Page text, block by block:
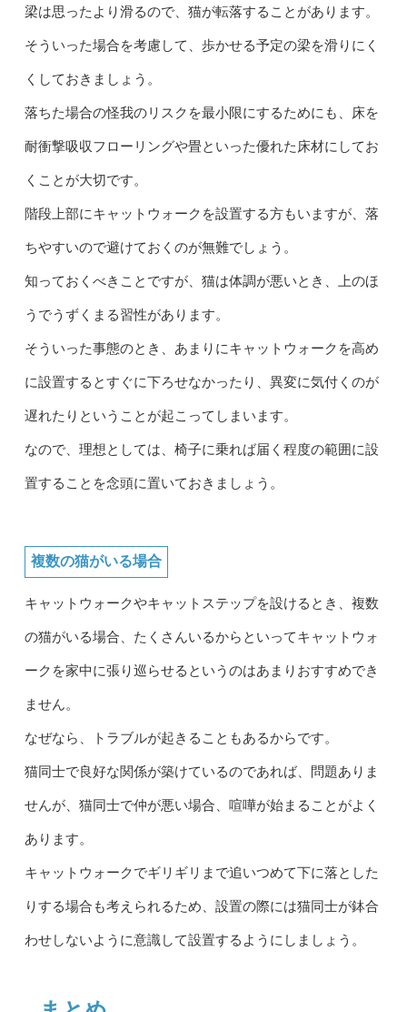
梁は思ったより滑るので、猫が転落することがあります。
そういった場合を考慮して、歩かせる予定の梁を滑りにく
くしておきましょう。
落ちた場合の怪我のリスクを最小限にするためにも、床を
耐衝撃吸収フローリングや畳といった優れた床材にしてお
くことが大切です。
階段上部にキャットウォークを設置する方もいますが、落
ちやすいので避けておくのが無難でしょう。
知っておくべきことですが、猫は体調が悪いとき、上のほ
うでうずくまる習性があります。
そういった事態のとき、あまりにキャットウォークを高め
に設置するとすぐに下ろせなかったり、異変に気付くのが
遅れたりということが起こってしまいます。
なので、理想としては、椅子に乗れば届く程度の範囲に設
置することを念頭に置いておきましょう。
複数の猫がいる場合
キャットウォークやキャットステップを設けるとき、複数
の猫がいる場合、たくさんいるからといってキャットウォ
ークを家中に張り巡らせるというのはあまりおすすめでき
ません。
なぜなら、トラブルが起きることもあるからです。
猫同士で良好な関係が築けているのであれば、問題ありま
せんが、猫同士で仲が悪い場合、喧嘩が始まることがよく
あります。
キャットウォークでギリギリまで追いつめて下に落とした
りする場合も考えられるため、設置の際には猫同士が鉢合
わせしないように意識して設置するようにしましょう。